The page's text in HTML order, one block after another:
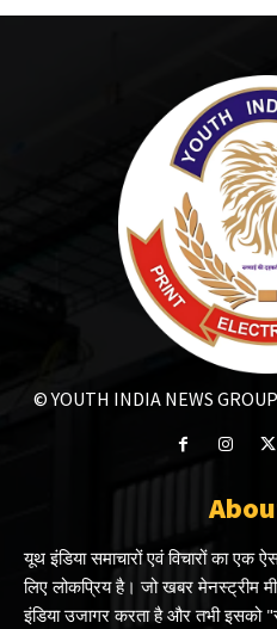
© YOUTH INDIA NEWS GROUP
यूथ इंडिया समाचारों एवं विचारों का
लिए लोकप्रिय है। जो खबर मेनस्ट्रीम
इंडिया उजागर करता है और तभी इसको